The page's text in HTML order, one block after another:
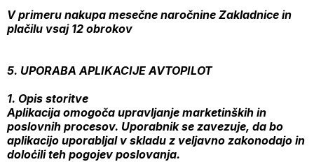
V primeru nakupa mesečne naročnine Zakladnice in
plačilu vsaj 12 obrokov
5. UPORABA APLIKACIJE AVTOPILOT
1. Opis storitve
Aplikacija omogoča upravljanje marketinških in
poslovnih procesov. Uporabnik se zavezuje, da bo
aplikacijo uporabljal v skladu z veljavno zakonodajo in
doloċili teh pogojev poslovanja.